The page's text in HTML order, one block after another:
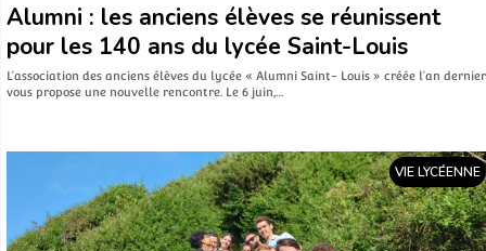
Alumni : les anciens élèves se réunissent
pour les 140 ans du lycée Saint-Louis
L’association des anciens élèves du lycée « Alumni Saint- Louis » créée l’an dernier
vous propose une nouvelle rencontre. Le 6 juin,…
VIE LYCÉENNE